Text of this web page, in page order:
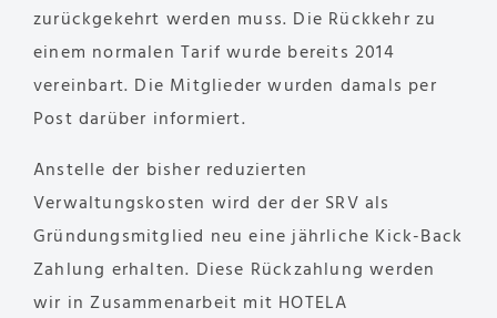
zurückgekehrt werden muss. Die Rückkehr zu
einem normalen Tarif wurde bereits 2014
vereinbart. Die Mitglieder wurden damals per
Post darüber informiert.
Anstelle der bisher reduzierten
Verwaltungskosten wird der der SRV als
Gründungsmitglied neu eine jährliche Kick-Back
Zahlung erhalten. Diese Rückzahlung werden
wir in Zusammenarbeit mit HOTELA